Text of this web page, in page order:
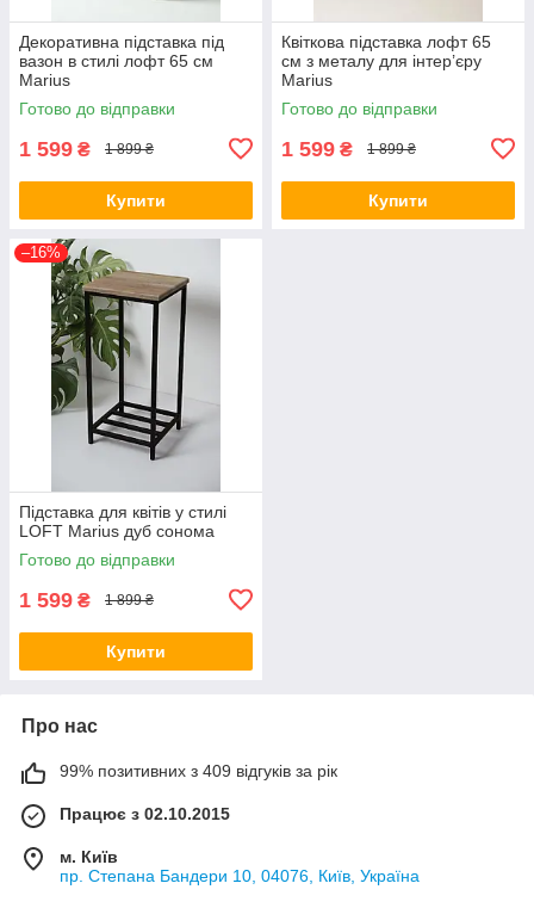
Декоративна підставка під
вазон в стилі лофт 65 см
Marius
Готово до відправки
1 599 ₴ 1 899 ₴
Купити
Квіткова підставка лофт 65
см з металу для інтер’єру
Marius
Готово до відправки
1 599 ₴ 1 899 ₴
Купити
–16%
Підставка для квітів у стилі
LOFT Marius дуб сонома
Готово до відправки
1 599 ₴ 1 899 ₴
Купити
Про нас
99% позитивних з 409 відгуків за рік
Працює з 02.10.2015
м. Київ
пр. Степана Бандери 10, 04076, Київ, Україна